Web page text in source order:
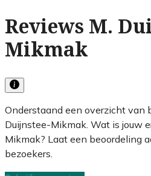
Reviews M.
Mikmak
Onderstaand een overzicht van
Duijnstee-Mikmak. Wat is jouw
Mikmak? Laat een beoordeling
bezoekers.